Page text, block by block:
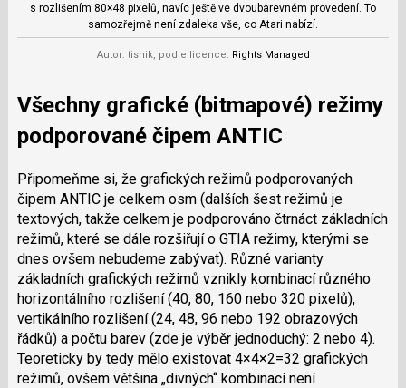
s rozlišením 80×48 pixelů, navíc ještě ve dvoubarevném provedení. To
samozřejmě není zdaleka vše, co Atari nabízí.
Autor: tisnik, podle licence: Rights Managed
Všechny grafické (bitmapové) režimy
podporované čipem ANTIC
Připomeňme si, že grafických režimů podporovaných
čipem ANTIC je celkem osm (dalších šest režimů je
textových, takže celkem je podporováno čtrnáct základních
režimů, které se dále rozšiřují o GTIA režimy, kterými se
dnes ovšem nebudeme zabývat). Různé varianty
základních grafických režimů vznikly kombinací různého
horizontálního rozlišení (40, 80, 160 nebo 320 pixelů),
vertikálního rozlišení (24, 48, 96 nebo 192 obrazových
řádků) a počtu barev (zde je výběr jednoduchý: 2 nebo 4).
Teoreticky by tedy mělo existovat 4×4×2=32 grafických
režimů, ovšem většina „divných“ kombinací není